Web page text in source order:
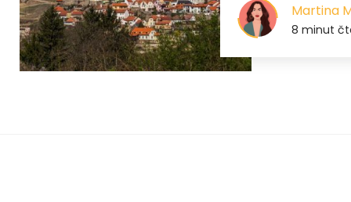
Martina
8 minut